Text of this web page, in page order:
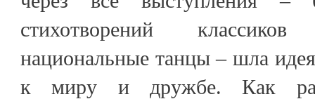
стихотворений
национальные танцы – шла
к миру и дружбе. Как